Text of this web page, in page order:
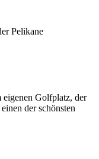
Pelikane
eigenen Golfplatz, der
der schönsten